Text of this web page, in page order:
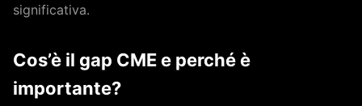
significativa.
Cos’è il gap CME e perché è
importante?